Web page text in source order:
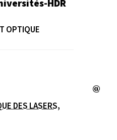
HDR
OPTIQUE
DES LASERS,